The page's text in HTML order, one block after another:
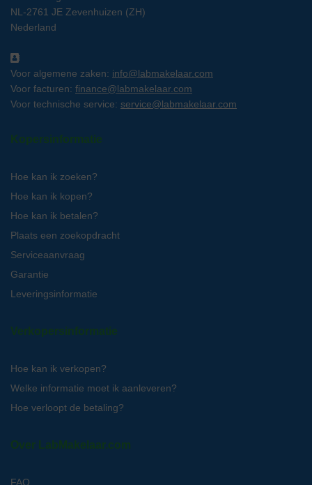
NL-2761 JE Zevenhuizen (ZH)
Nederland
Voor algemene zaken: info@labmakelaar.com
Voor facturen: finance@labmakelaar.com
Voor technische service: service@labmakelaar.com
Kopersinformatie
Hoe kan ik zoeken?
Hoe kan ik kopen?
Hoe kan ik betalen?
Plaats een zoekopdracht
Serviceaanvraag
Garantie
Leveringsinformatie
Verkopersinformatie
Hoe kan ik verkopen?
Welke informatie moet ik aanleveren?
Hoe verloopt de betaling?
Over LabMakelaar.com
FAQ